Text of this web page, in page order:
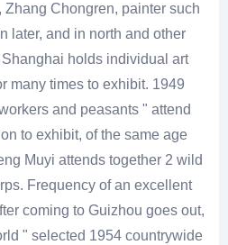
Chongren, painter such
later, and in north and other
holds individual art
many times to exhibit. 1949
and peasants " attend
to exhibit, of the same age
Muyi attends together 2 wild
Frequency of an excellent
coming to Guizhou goes out,
" selected 1954 countrywide